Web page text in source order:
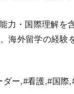
力・国際理解を
海外留学の経
ー,#看護,#国際